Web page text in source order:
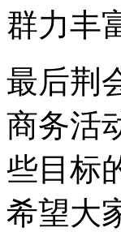
群力丰
最后荆
商务活
些目标
希望大